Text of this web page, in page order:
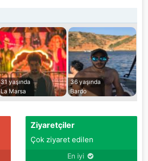
31 yaşında
La Marsa
36 yaşında
Bardo
Ziyaretçiler
Çok ziyaret edilen
En iyi